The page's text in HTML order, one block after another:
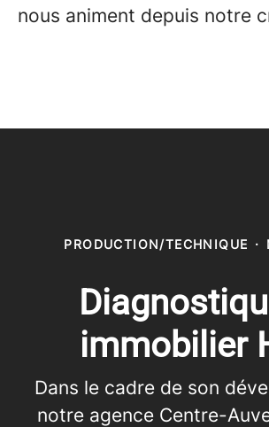
nous animent depuis notre
PRODUCTION/TECHNIQUE ·
immobilier
Dans le cadre de son
notre agence Centre-